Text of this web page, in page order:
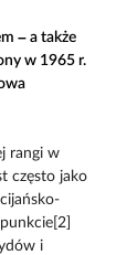
– a także
w 1965 r.
rangi w
często jako
i